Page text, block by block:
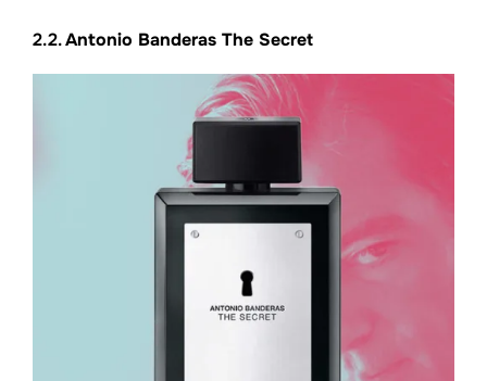
2.2.Antonio Banderas The Secret